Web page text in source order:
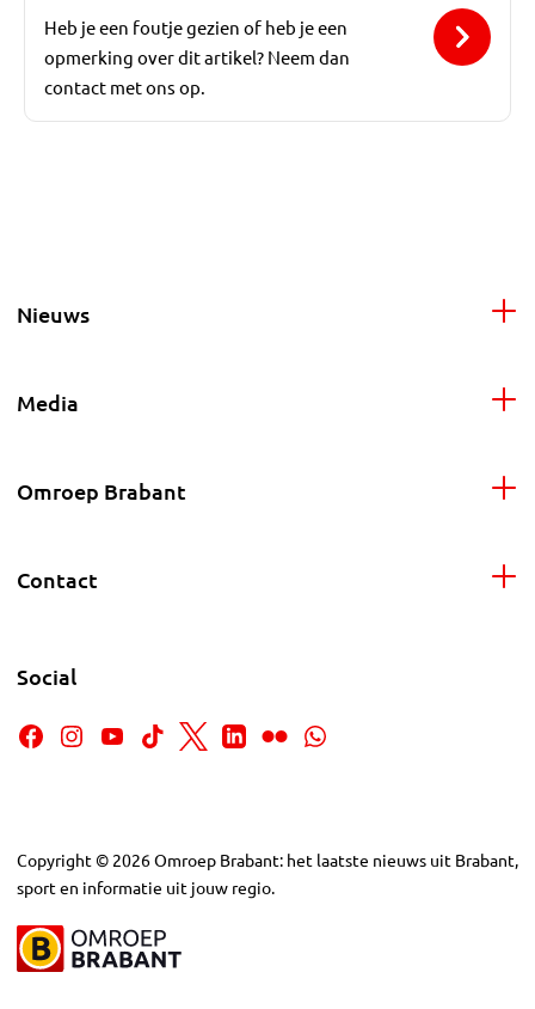
Heb je een foutje gezien of heb je een
opmerking over dit artikel? Neem dan
contact met ons op.
Nieuws
Media
Omroep Brabant
Contact
Social
Copyright © 2026Omroep Brabant: het laatste nieuws uit Brabant,
sport en informatie uit jouw regio.